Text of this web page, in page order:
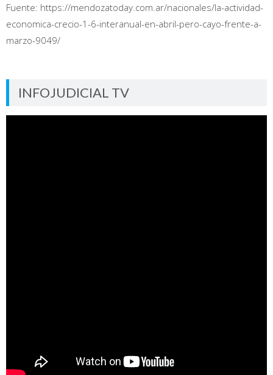
Fuente: https://mendozatoday.com.ar/nacionales/la-actividad-
economica-crecio-1-6-interanual-en-abril-pero-cayo-frente-a-
marzo-9049/
INFOJUDICIAL TV